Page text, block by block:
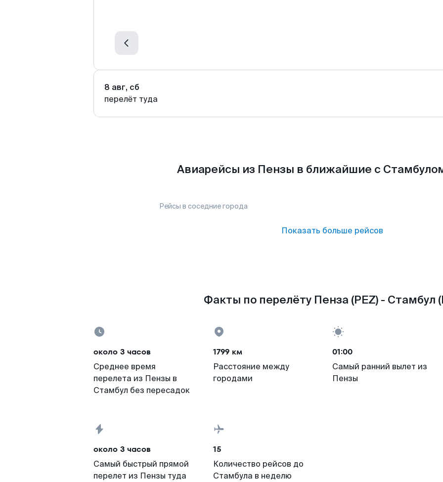
8 авг, сб
перелёт туда
Авиарейсы из Пензы в ближайшие с
Рейсы в соседние города
Показать больше рейсов
Факты по перелёту Пенза (PEZ) - Стамбул
около 3 часов
Среднее время
перелета из Пензы в
Стамбул без пересадок
1799 км
Расстояние между
городами
01:00
Самый ранний вылет из
Пензы
около 3 часов
Самый быстрый прямой
перелет из Пензы туда
15
Количество рейсов до
Стамбула в неделю